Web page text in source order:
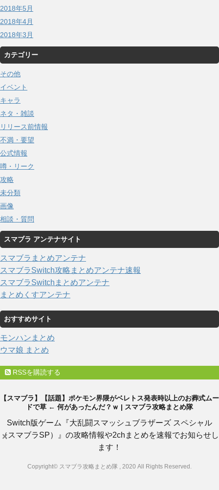
2018年5月
2018年4月
2018年3月
カテゴリー
その他
イベント
キャラ
ネタ・雑談
リリース前情報
不満・要望
公式情報
噂・リーク
攻略
未分類
画像
相談・質問
スマブラ アンテナサイト
スマブラまとめアンテナ
スマブラSwitch攻略まとめアンテナ速報
スマブラSwitchまとめアンテナ
まとめくすアンテナ
おすすめサイト
モンハンまとめ
ウマ娘 まとめ
RSSを購読する
×
【スマブラ】【話題】ポケモン界隈がベレトス発表時以上のお葬式ムー
ドで草 ← 何があったんだ？ｗ | スマブラ攻略まとめ隊
Switch版ゲーム『大乱闘スマッシュブラザーズ スペシャル
（スマブラSP）』の攻略情報や2chまとめを速報でお知らせし
ます！
Copyright© スマブラ攻略まとめ隊 , 2020 All Rights Reserved.